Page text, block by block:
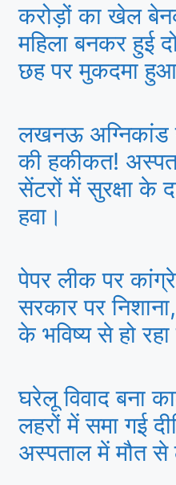
करोड़ों का खेल
महिला बनकर हुई
छह पर मुकदमा हुआ
लखनऊ अग्निकांड
की हकीकत!
सेंटरों में सुरक्षा के
हवा।
पेपर लीक पर
सरकार पर
के भविष्य से हो
घरेलू विवाद बना
लहरों में समा गई
अस्पताल में मौत